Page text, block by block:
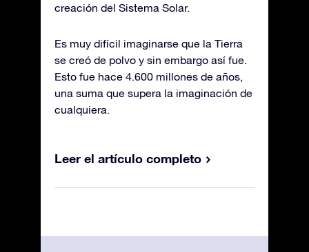
creación del Sistema Solar.
Es muy difícil imaginarse que la Tierra
se creó de polvo y sin embargo así fue.
Esto fue hace 4.600 millones de años,
una suma que supera la imaginación de
cualquiera.
Leer el artículo completo